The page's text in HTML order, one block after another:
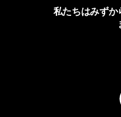
私たちはみず